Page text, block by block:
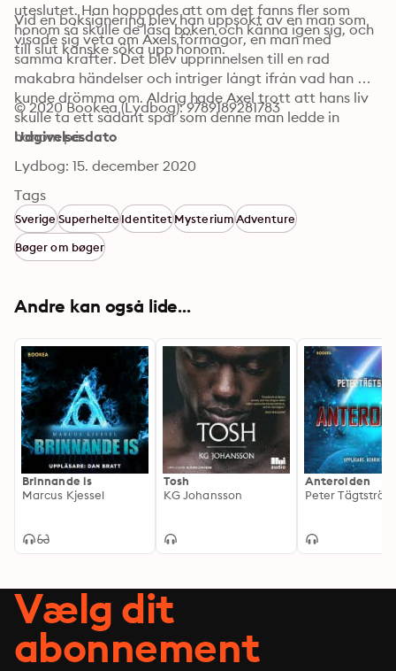
uteslutet. Han hoppades att om det fanns fler som
honom så skulle de läsa boken och känna igen sig, och
till slut kanske söka upp honom.
Vid en boksignering blev han uppsökt av en man som
visade sig veta om Axels förmågor, en man med
samma krafter. Det blev upprinnelsen till en rad
makabra händelser och intriger långt ifrån vad han
kunde drömma om. Aldrig hade Axel trott att hans liv
skulle ta ett sådant spår som denne man ledde in
honom på.
© 2020 Bookea (Lydbog): 9789189281783
Udgivelsesdato
Lydbog: 15. december 2020
Tags
SverigeSuperhelteIdentitetMysteriumAdventure
Bøger om bøger
Andre kan også lide...
Brinnande is
Marcus Kjessel
Tosh
KG Johansson
Anteroiden
Peter Tägtström
Vælg dit
abonnement